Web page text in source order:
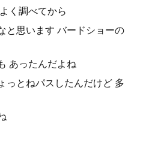
く調べてから
と思います バードショーの
あったんだよね
っとねパスしたんだけど 多